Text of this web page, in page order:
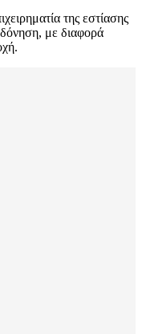
της εστίασης
με διαφορά